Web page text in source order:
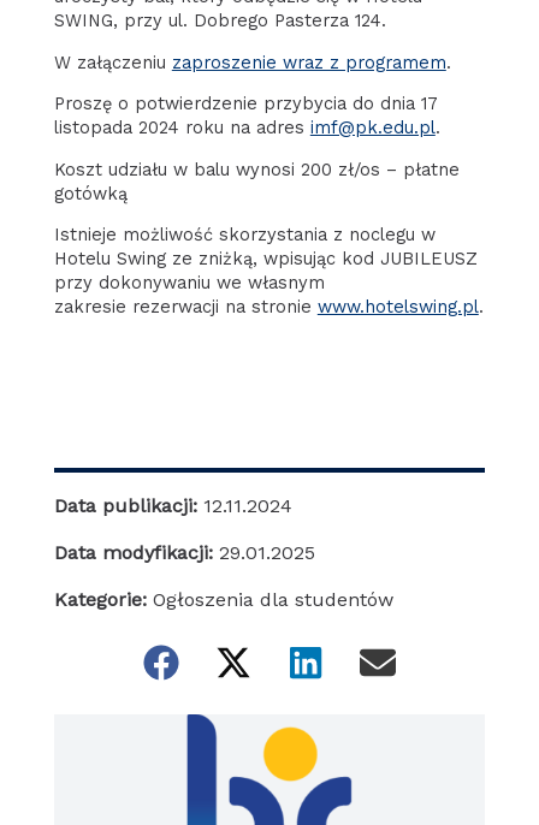
SWING, przy ul. Dobrego Pasterza 124.
W załączeniu zaproszenie wraz z programem.
Proszę o potwierdzenie przybycia do dnia 17
listopada 2024 roku na adres imf@pk.edu.pl.
Koszt udziału w balu wynosi 200 zł/os – płatne
gotówką
Istnieje możliwość skorzystania z noclegu w
Hotelu Swing ze zniżką, wpisując kod JUBILEUSZ
przy dokonywaniu we własnym
zakresie rezerwacji na stronie www.hotelswing.pl.
Data publikacji: 12.11.2024
Data modyfikacji: 29.01.2025
Kategorie: Ogłoszenia dla studentów